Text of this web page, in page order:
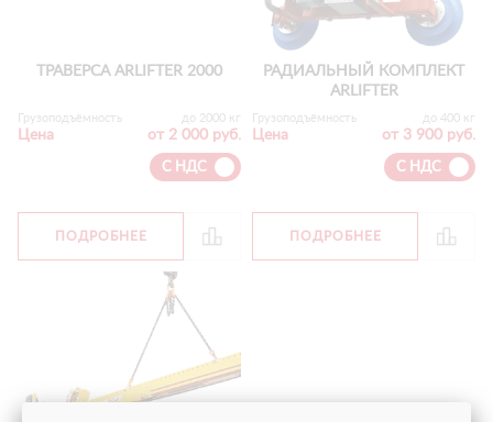
ТРАВЕРСА ARLIFTER 2000
Грузоподъёмность до 2000 кг
Цена от 2 000 руб.
С НДС
ПОДРОБНЕЕ
РАДИАЛЬНЫЙ КОМПЛЕКТ
ARLIFTER
Грузоподъёмность до 400 кг
Цена от 3 900 руб.
С НДС
ПОДРОБНЕЕ